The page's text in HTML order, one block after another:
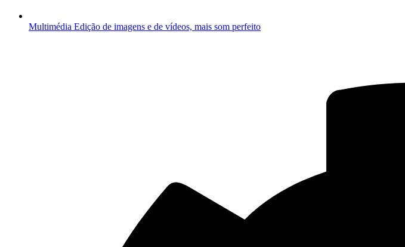
Multimédia Edição de imagens e de vídeos, mais som perfeito